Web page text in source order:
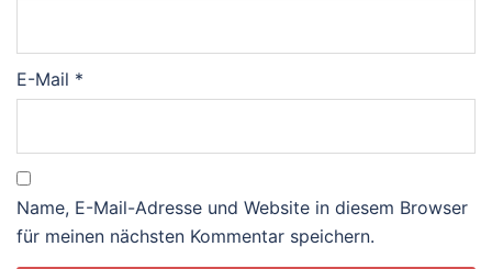
E-Mail *
Name, E-Mail-Adresse und Website in diesem Browser
für meinen nächsten Kommentar speichern.